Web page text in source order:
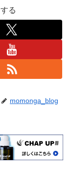
る
momonga_blog